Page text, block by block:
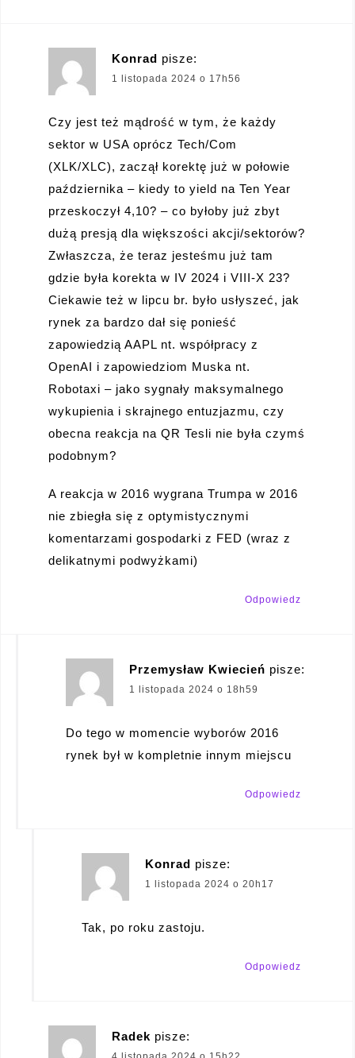
Konrad pisze:
1 listopada 2024 o 17h56
Czy jest też mądrość w tym, że każdy
sektor w USA oprócz Tech/Com
(XLK/XLC), zaczął korektę już w połowie
października – kiedy to yield na Ten Year
przeskoczył 4,10? – co byłoby już zbyt
dużą presją dla większości akcji/sektorów?
Zwłaszcza, że teraz jesteśmu już tam
gdzie była korekta w IV 2024 i VIII-X 23?
Ciekawie też w lipcu br. było usłyszeć, jak
rynek za bardzo dał się ponieść
zapowiedzią AAPL nt. współpracy z
OpenAI i zapowiedziom Muska nt.
Robotaxi – jako sygnały maksymalnego
wykupienia i skrajnego entuzjazmu, czy
obecna reakcja na QR Tesli nie była czymś
podobnym?
A reakcja w 2016 wygrana Trumpa w 2016
nie zbiegła się z optymistycznymi
komentarzami gospodarki z FED (wraz z
delikatnymi podwyżkami)
Odpowiedz
Przemysław Kwiecień pisze:
1 listopada 2024 o 18h59
Do tego w momencie wyborów 2016
rynek był w kompletnie innym miejscu
Odpowiedz
Konrad pisze:
1 listopada 2024 o 20h17
Tak, po roku zastoju.
Odpowiedz
Radek pisze: